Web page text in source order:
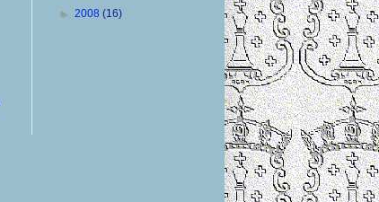
► 2008 (16)